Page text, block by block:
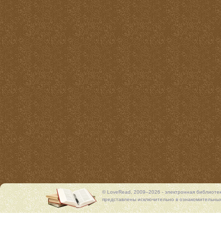
© LoveRead, 2009–2026 - электронная
представлены исключительно в